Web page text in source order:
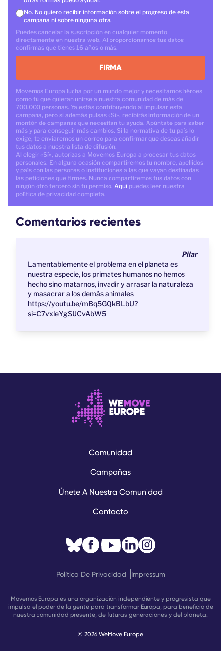
No. No quiero recibir información sobre el progreso de esta
campaña ni sobre ninguna otra.
Puedes cancelar la suscripción en cualquier momento
directamente en nuestra web. Al proporcionarnos tus datos
confirmas que tienes 16 años o más.
FIRMA
Movemos Europa lucha por un mundo mejor y necesitamos héroes
como tú que quieran unirse a nuestra comunidad de más de
700.000 personas. Ya estás contribuyendo al impulsar esta
campaña, pero si además pulsas «Sí», recibirás información de un
montón de campañas que necesitan tu ayuda. Apúntate para saber
más y para conseguir más cambios. Si la normativa de tu país lo
exige, te enviaremos un correo para confirmar que deseas añadir
tus datos a nuestra lista de difusión.
Al elegir «Sí», autorizas a Movemos Europa a procesar tus datos
personales. En alguna ocasión compartiremos tu nombre, apellidos
y país con las personas o instituciones a las que vayan destinadas
las peticiones que firmes. Nunca compartiremos tus datos con
ningún otro tercero sin tu permiso. Aquí puedes leer nuestra
política de privacidad completa.
Comentarios recientes
Pilar
Lamentablemente el problema en el planeta es
nuestra especie, los primates humanos no hemos
hecho sino matarnos, invadir y arrasar la naturaleza
y masacrar a los demás animales
https://youtu.be/mBq5GQkBLbU?
si=C7vxleYgSUCvAbW5
Comunidad
Campañas
Únete A Nuestra Comunidad
Contacto
Movemos Europa es una organización independiente y progresista que
impulsa el poder de la gente para transformar Europa, para beneficio de
nuestra comunidad presente, de futuras generaciones y del planeta.
© 2026 WeMove Europe
Política De Privacidad Impressum